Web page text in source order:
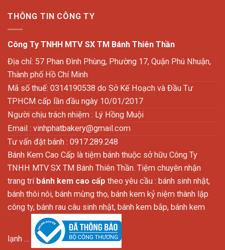
THÔNG TIN CÔNG TY
Công Ty TNHH MTV SX TM Bánh Thiên Thần
Địa chỉ: 57 Phan Đình Phùng, Phường 17, Quận Phú Nhuận,
Thành phố Hồ Chí Minh
Mã số thuế: 0314190538 do Sở Kế Hoạch và Đầu Tư
TPHCM cấp lần đầu ngày 10/01/2017
Người chịu trách nhiệm : Lý Hồng Muội
Email : vinhphatbakery@gmail.com
Tư vấn đặt bánh : 0917.289.248
Bánh Kem Cao Cấp là tiệm bánh thuộc sở hữu Công Ty
TNHH MTV SX TM Bánh Thiên Thần. Tiệm chuyên nhận
trang trí bánh kem cao cấp theo yêu cầu : bánh sinh nhật,
bánh thôi nôi, bánh mừng thọ, bánh kem kỷ niệm thành lập
công ty, bánh rau câu sinh nhật, bánh kem bắp, bánh kem
lạnh …